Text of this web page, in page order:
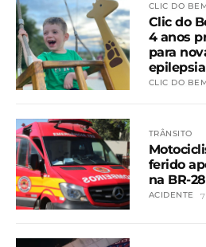
CLIC DO
Clic do
4 anos
para
epilepsia
CLIC DO
TRÂNSITO
ferido
na BR-
ACIDENTE